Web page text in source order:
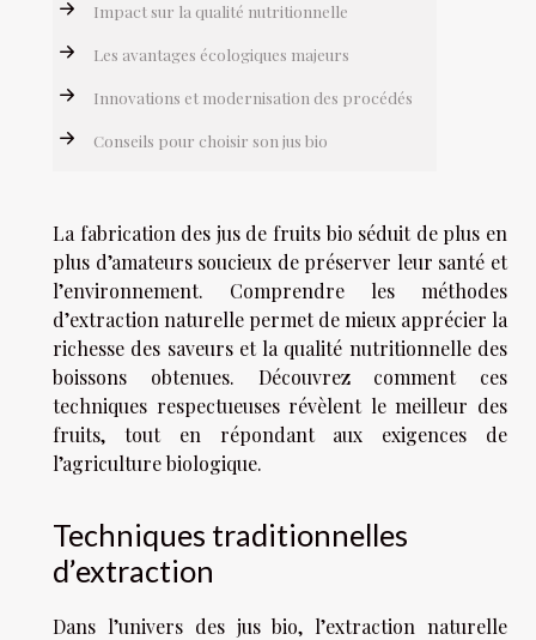
Impact sur la qualité nutritionnelle
Les avantages écologiques majeurs
Innovations et modernisation des procédés
Conseils pour choisir son jus bio
La fabrication des jus de fruits bio séduit de plus en
plus d’amateurs soucieux de préserver leur santé et
l’environnement. Comprendre les méthodes
d’extraction naturelle permet de mieux apprécier la
richesse des saveurs et la qualité nutritionnelle des
boissons obtenues. Découvrez comment ces
techniques respectueuses révèlent le meilleur des
fruits, tout en répondant aux exigences de
l’agriculture biologique.
Techniques traditionnelles
d’extraction
Dans l’univers des jus bio, l’extraction naturelle